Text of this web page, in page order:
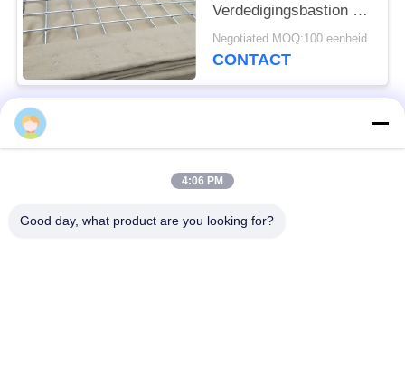
Verdedigingsbastion 25
van de het Lage
Koolstofstaaljaar Draad
Negotiated MOQ:100 eenheid
CONTACT
4:06 PM
Good day, what product are you looking for?